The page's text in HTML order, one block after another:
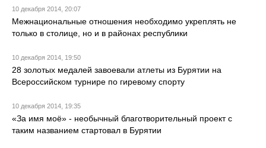
10 декабря 2014, 20:07
Межнациональные отношения необходимо укреплять не
только в столице, но и в районах республики
10 декабря 2014, 19:50
28 золотых медалей завоевали атлеты из Бурятии на
Всероссийском турнире по гиревому спорту
10 декабря 2014, 19:35
«За имя моё» - необычный благотворительный проект с
таким названием стартовал в Бурятии